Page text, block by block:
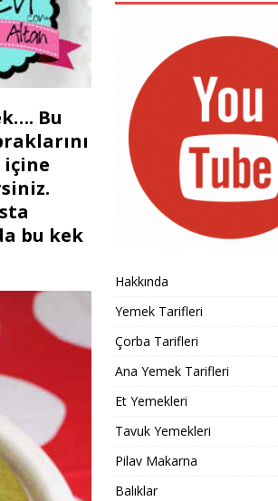
Bu
içine
bu kek
Hakkında
Yemek Tarifleri
Çorba Tarifleri
Ana Yemek Tarifleri
Et Yemekleri
Tavuk Yemekleri
Pilav Makarna
Balıklar